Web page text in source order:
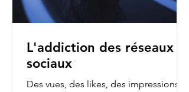
L'addiction des réseaux
sociaux
Des vues, des likes, des impressions…